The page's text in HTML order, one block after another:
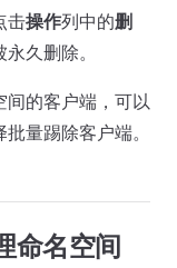
击操作列中的删
久删除。
间的客户端，可以
量踢除客户端。
命名空间